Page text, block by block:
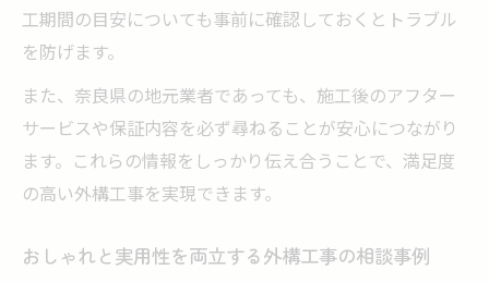
工期間の目安についても事前に確認しておくとトラブル
を防げます。
また、奈良県の地元業者であっても、施工後のアフター
サービスや保証内容を必ず尋ねることが安心につながり
ます。これらの情報をしっかり伝え合うことで、満足度
の高い外構工事を実現できます。
おしゃれと実用性を両立する外構工事の相談事例